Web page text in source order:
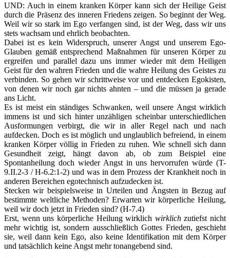
UND: Auch in einem kranken Körper kann sich der Heilige Geist
durch die Präsenz des inneren Friedens zeigen. So beginnt der Weg.
Weil wir so stark im Ego verfangen sind, ist der Weg, dass wir uns
stets wachsam und ehrlich beobachten.
Dabei ist es kein Widerspruch, unserer Angst und unserem Ego-
Glauben gemäß entsprechend Maßnahmen für unseren Körper zu
ergreifen und parallel dazu uns immer wieder mit dem Heiligen
Geist für den wahren Frieden und die wahre Heilung des Geistes zu
verbinden. So gehen wir schrittweise vor und entdecken Egokisten,
von denen wir noch gar nichts ahnten – und die müssen ja gerade
ans Licht.
Es ist meist ein ständiges Schwanken, weil unsere Angst wirklich
immens ist und sich hinter unzähligen scheinbar unterschiedlichen
Ausformungen verbirgt, die wir in aller Regel nach und nach
aufdecken. Doch es ist möglich und unglaublich befreiend, in einem
kranken Körper völlig in Frieden zu ruhen. Wie schnell sich dann
Gesundheit zeigt, hängt davon ab, ob zum Beispiel eine
Spontanheilung doch wieder Angst in uns hervorrufen würde (T-
9.II.2-3 / H-6.2:1-2) und was in dem Prozess der Krankheit noch in
anderen Bereichen egotechnisch aufzudecken ist.
Stecken wir beispielsweise in Urteilen und Ängsten in Bezug auf
bestimmte weltliche Methoden? Erwarten wir körperliche Heilung,
weil wir doch jetzt in Frieden sind? (H-7.4)
Erst, wenn uns körperliche Heilung wirklich wirklichzutiefst nicht
mehr wichtig ist, sondern ausschließlich Gottes Frieden, geschieht
sie, weil dann kein Ego, also keine Identifikation mit dem Körper
und tatsächlich keine Angst mehr tonangebend sind.